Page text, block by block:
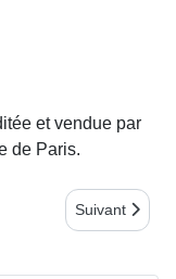
et vendue par
de Paris.
2007
Article
Suivant